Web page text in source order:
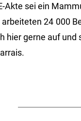
Akte sei ein
24 000
hier gerne auf